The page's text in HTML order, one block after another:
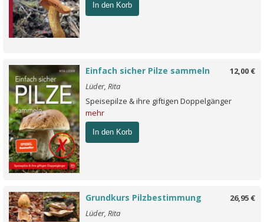
In den Korb
12,00 €
Einfach sicher Pilze sammeln
Lüder, Rita
Speisepilze & ihre giftigen Doppelgänger
mehr
In den Korb
26,95 €
Grundkurs Pilzbestimmung
Lüder, Rita